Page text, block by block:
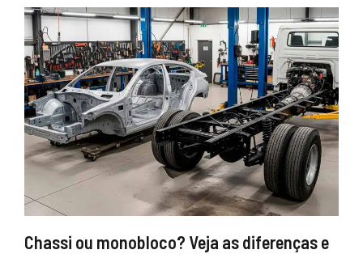
Chassi ou monobloco? Veja as diferenças e